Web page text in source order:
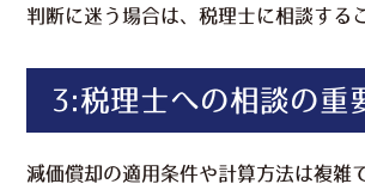
判断に迷う場合は、税理士に相談する
3:税理士への相談の重
減価償却の適用条件や計算方法は複雑